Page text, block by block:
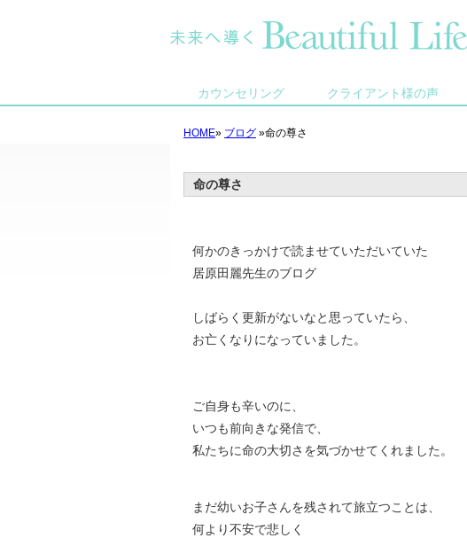
カウンセリング クライアント様の声
HOME» ブログ »命の尊さ
命の尊さ
何かのきっかけで読ませていただいていた
居原田麗先生のブログ
しばらく更新がないなと思っていたら、
お亡くなりになっていました。
ご自身も辛いのに、
いつも前向きな発信で、
私たちに命の大切さを気づかせてくれました。
まだ幼いお子さんを残されて旅立つことは、
何より不安で悲しく